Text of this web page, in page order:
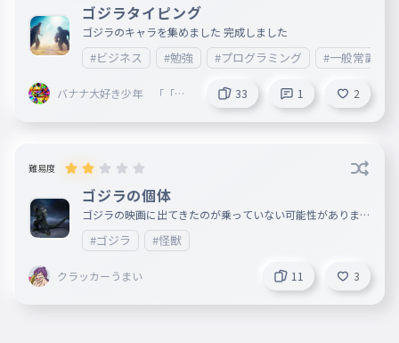
ゴジラタイピング
ゴジラのキャラを集めました 完成しました
#ビジネス #勉強 #プログラミング #一般常識
バナナ大好き少年 「「神
33 1 2
難易度
ゴジラの個体
ゴジラの映画に出てきたのが乗っていない可能性があります
。理由は同一個体は一つに絞らせてもらうからです。速報N
EWSです！2027年にゴジラ×コング新たなる帝国の続編が
公開予定だそうです！絶対見たほうがいいと思います！
#ゴジラ #怪獣
クラッカーうまい 11 3